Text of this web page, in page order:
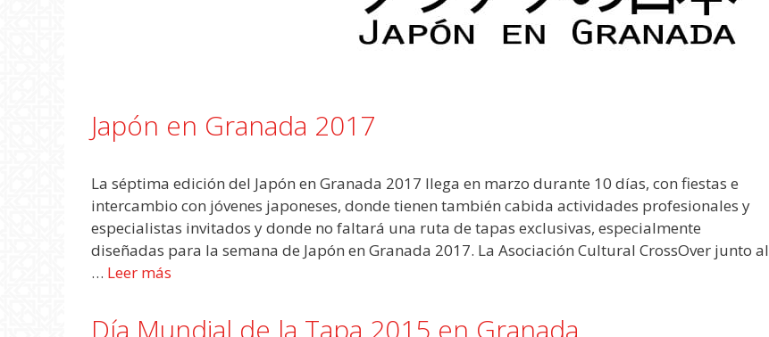
Japón en Granada 2017
La séptima edición del Japón en Granada 2017 llega en marzo durante 10 días, con fiestas e
intercambio con jóvenes japoneses, donde tienen también cabida actividades profesionales y
especialistas invitados y donde no faltará una ruta de tapas exclusivas, especialmente
diseñadas para la semana de Japón en Granada 2017. La Asociación Cultural CrossOver junto al
… Leer más
Día Mundial de la Tapa 2015 en Granada